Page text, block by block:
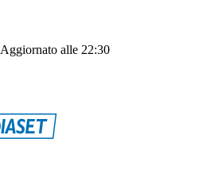
Aggiornato alle 22:30